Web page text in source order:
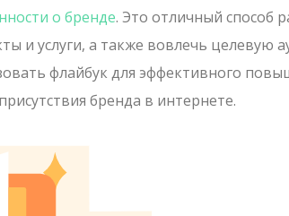
о бренде. Это отличный способ
и услуги, а также вовлечь целевую
флайбук для эффективного
бренда в интернете.